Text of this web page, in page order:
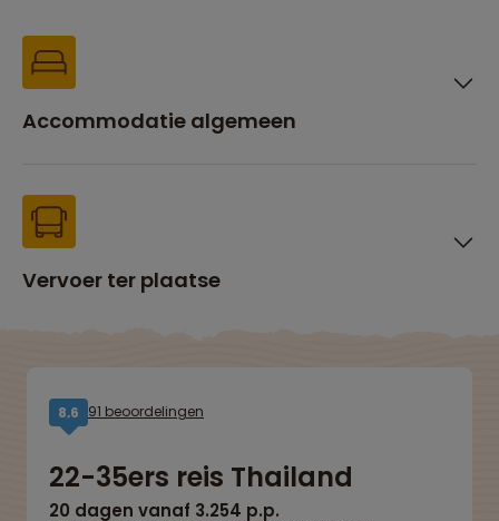
Accommodatie algemeen
Vervoer ter plaatse
8,6 91 beoordelingen
22-35ers reis Thailand
20 dagen vanaf 3.254 p.p.